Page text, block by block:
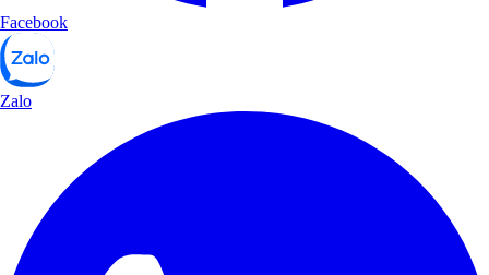
Facebook
Zalo